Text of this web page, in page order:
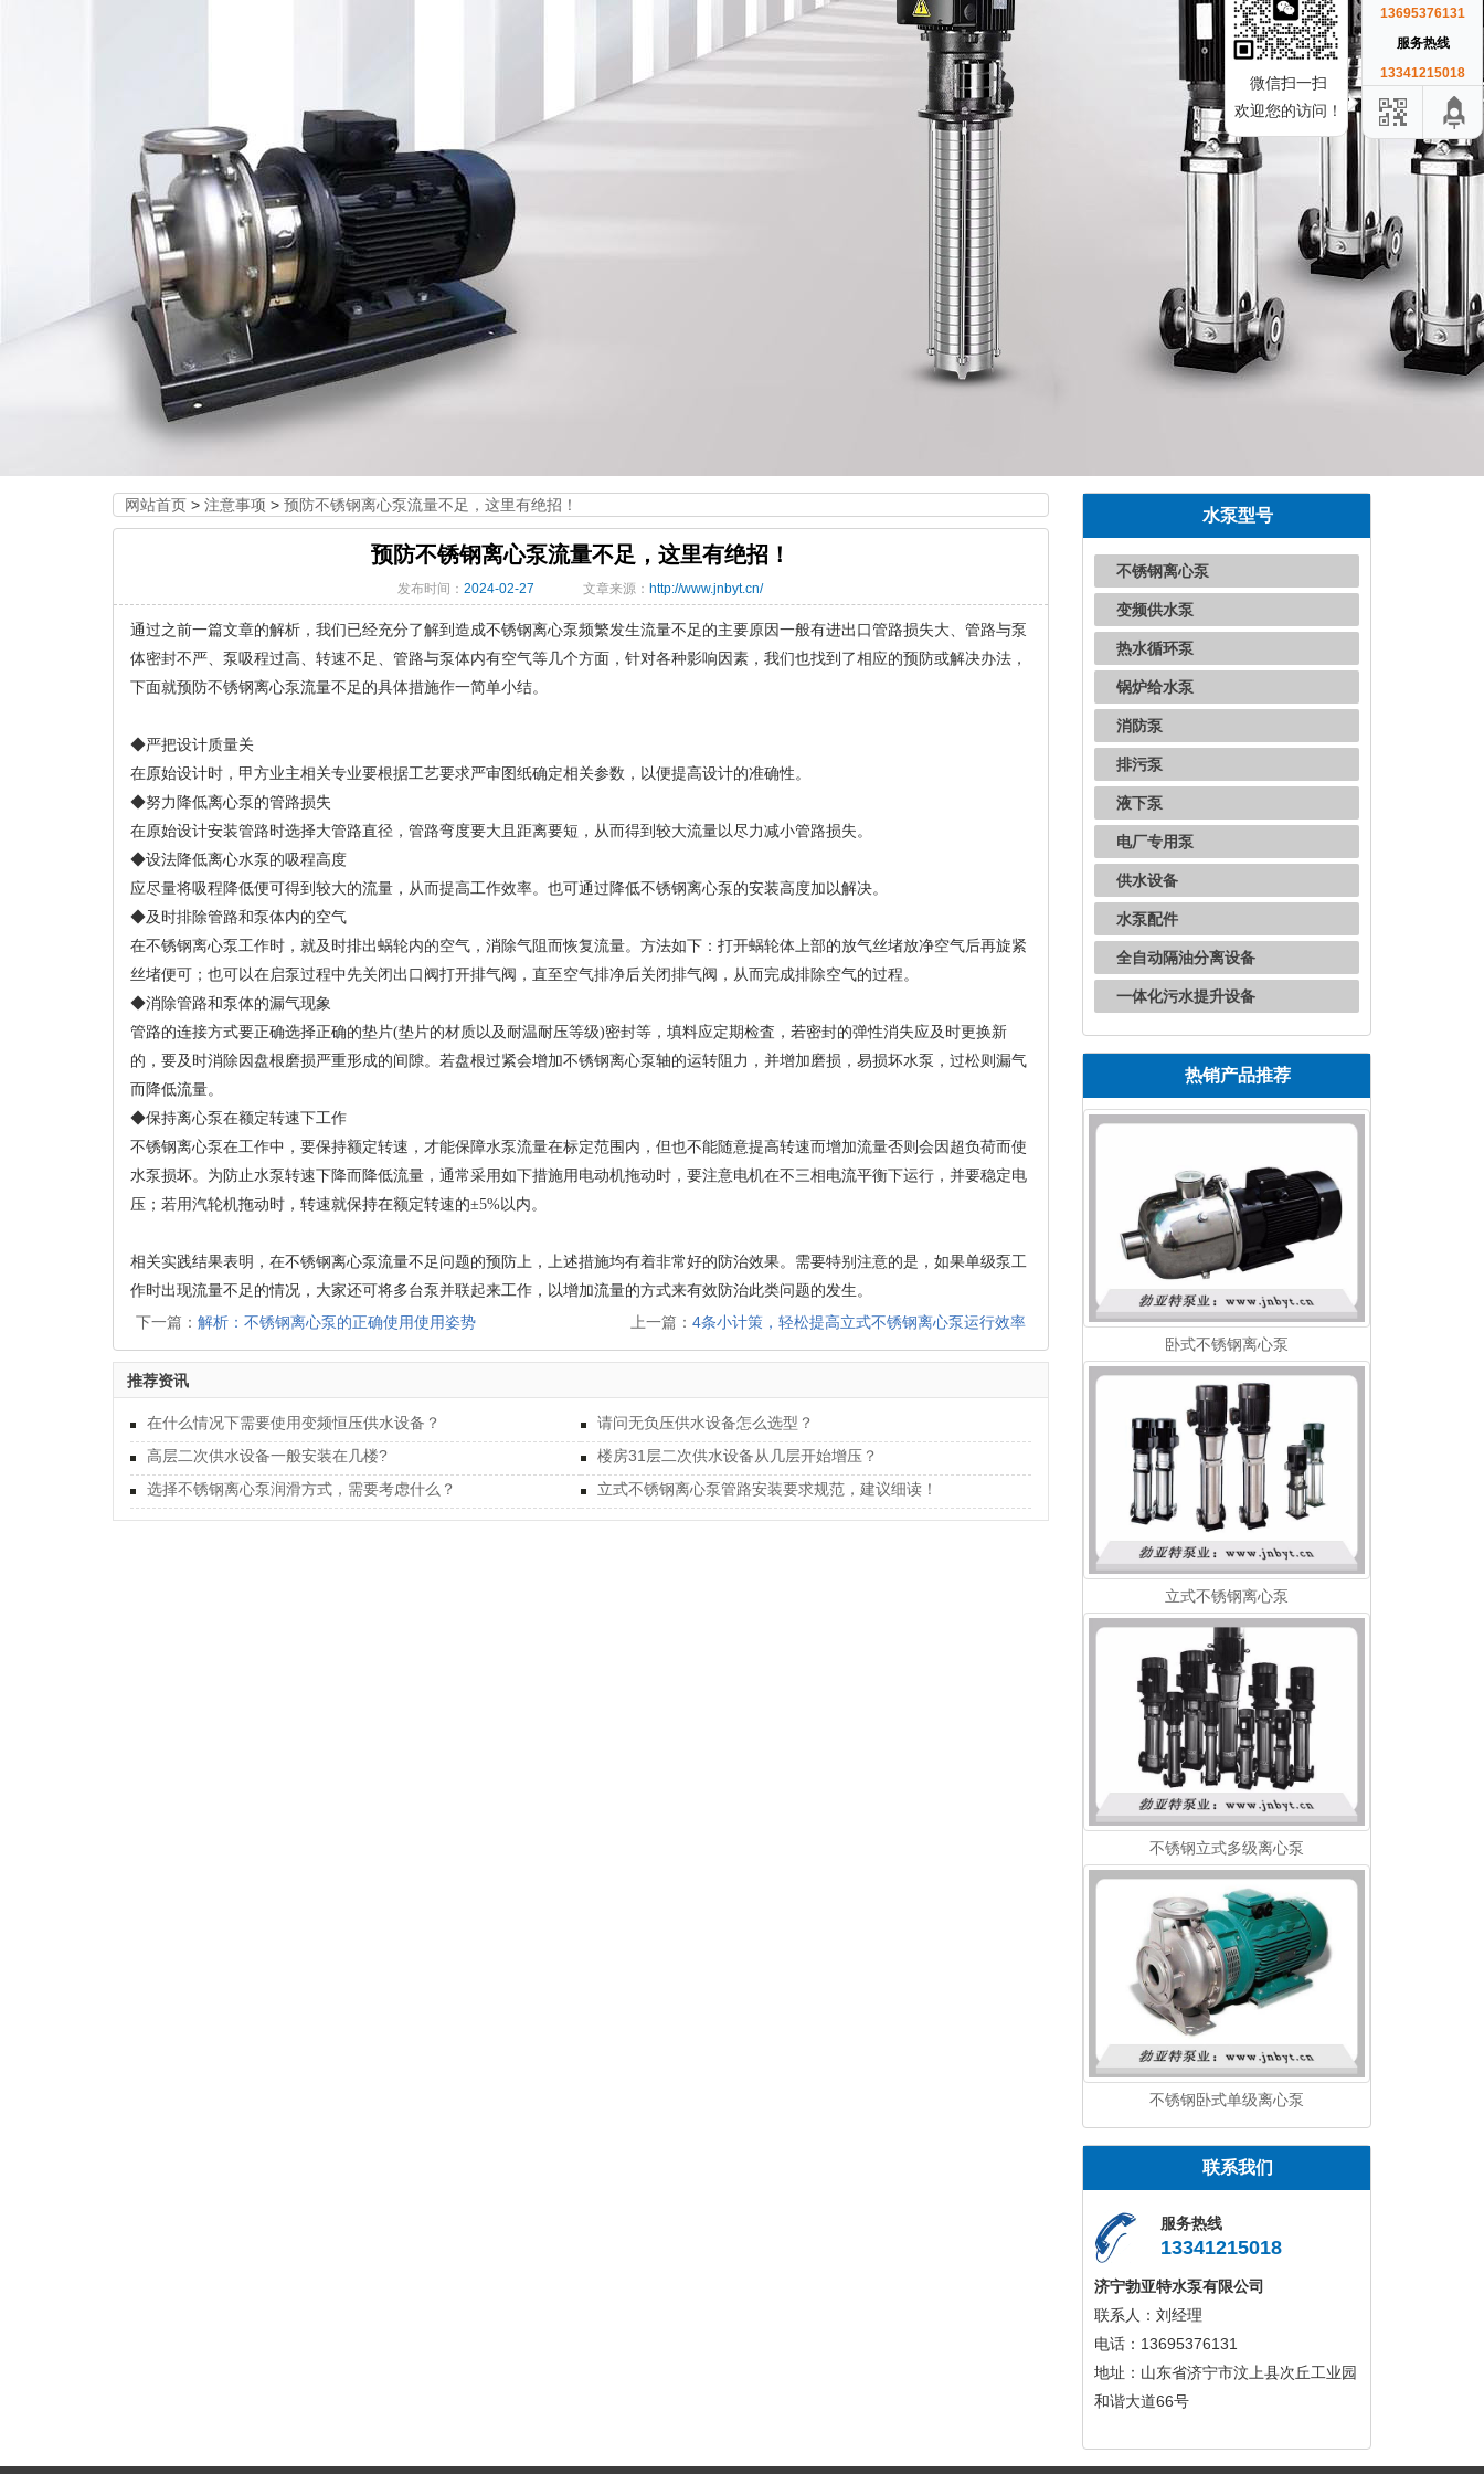
全自动隔油分离设备
网站首页 > 注意事项 > 预防不锈钢离心泵流量不足，这里有绝招！
预防不锈钢离心泵流量不足，这里有绝招！
发布时间：2024-02-27 文章来源： http://www.jnbyt.cn/
通过之前一篇文章的解析，我们已经充分了解到造成不锈钢离心泵频繁发生流量不足的主要原因一般有进出口管路损失大、管路与泵
体密封不严、泵吸程过高、转速不足、管路与泵体内有空气等几个方面，针对各种影响因素，我们也找到了相应的预防或解决办法，
下面就预防不锈钢离心泵流量不足的具体措施作一简单小结。
◆严把设计质量关
在原始设计时，甲方业主相关专业要根据工艺要求严审图纸确定相关参数，以便提高设计的准确性。
◆努力降低离心泵的管路损失
在原始设计安装管路时选择大管路直径，管路弯度要大且距离要短，从而得到较大流量以尽力减小管路损失。
◆设法降低离心水泵的吸程高度
应尽量将吸程降低便可得到较大的流量，从而提高工作效率。也可通过降低不锈钢离心泵的安装高度加以解决。
◆及时排除管路和泵体内的空气
在不锈钢离心泵工作时，就及时排出蜗轮内的空气，消除气阻而恢复流量。方法如下：打开蜗轮体上部的放气丝堵放净空气后再旋紧
丝堵便可；也可以在启泵过程中先关闭出口阀打开排气阀，直至空气排净后关闭排气阀，从而完成排除空气的过程。
◆消除管路和泵体的漏气现象
管路的连接方式要正确选择正确的垫片(垫片的材质以及耐温耐压等级)密封等，填料应定期检査，若密封的弹性消失应及时更换新
的，要及时消除因盘根磨损严重形成的间隙。若盘根过紧会增加不锈钢离心泵轴的运转阻力，并增加磨损，易损坏水泵，过松则漏气
而降低流量。
◆保持离心泵在额定转速下工作
不锈钢离心泵在工作中，要保持额定转速，才能保障水泵流量在标定范围内，但也不能随意提高转速而增加流量否则会因超负荷而使
水泵损坏。为防止水泵转速下降而降低流量，通常采用如下措施用电动机拖动时，要注意电机在不三相电流平衡下运行，并要稳定电
压；若用汽轮机拖动时，转速就保持在额定转速的±5%以内。
相关实践结果表明，在不锈钢离心泵流量不足问题的预防上，上述措施均有着非常好的防治效果。需要特别注意的是，如果单级泵工
作时出现流量不足的情况，大家还可将多台泵并联起来工作，以增加流量的方式来有效防治此类问题的发生。
下一篇： 解析：不锈钢离心泵的正确使用使用姿势 上一篇： 4条小计策，轻松提高立式不锈钢离心泵运行效率
推荐资讯
在什么情况下需要使用变频恒压供水设备？
请问无负压供水设备怎么选型？
高层二次供水设备一般安装在几楼?
楼房31层二次供水设备从几层开始增压？
选择不锈钢离心泵润滑方式，需要考虑什么？
立式不锈钢离心泵管路安装要求规范，建议细读！
水泵型号
不锈钢离心泵
变频供水泵
热水循环泵
锅炉给水泵
消防泵
排污泵
液下泵
电厂专用泵
供水设备
水泵配件
全自动隔油分离设备
一体化污水提升设备
热销产品推荐
卧式不锈钢离心泵
立式不锈钢离心泵
不锈钢立式多级离心泵
不锈钢卧式单级离心泵
联系我们
服务热线
13341215018
济宁勃亚特水泵有限公司
联系人：刘经理
电话：13695376131
地址：山东省济宁市汶上县次丘工业园
和谐大道66号
13695376131
服务热线
13341215018
微信扫一扫
欢迎您的访问！